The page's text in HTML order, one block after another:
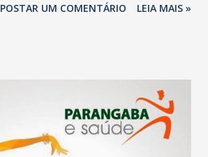
POSTAR UM COMENTÁRIO LEIA MAIS »